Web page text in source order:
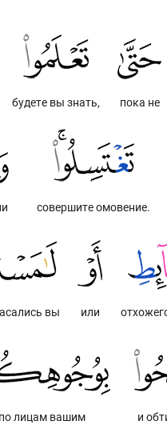
пока не
будете вы знать,
совершите омовение.
или
вы
и
по лицам вашим